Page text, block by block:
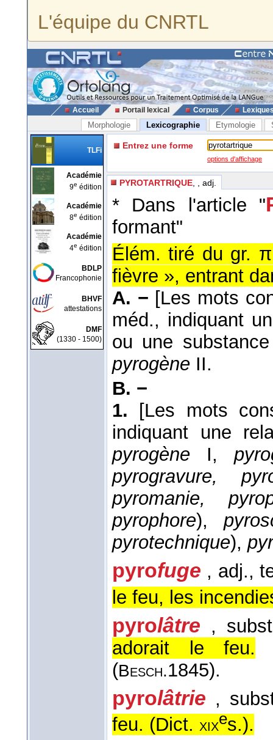
L'équipe du CNRTL
Accueil Portail lexical Corpus
Morphologie Lexicographie Etymologie
TLFi
Académie
9e édition
Académie
8e édition
Académie
4e édition
BDLP
Francophonie
BHVF
attestations
DMF
(1330 - 1500)
Entrez une forme
options d'affichage
PYROTARTRIQUE , , adj.
* Dans l'article "
formant"
Élém. tiré du gr.
fièvre », entrant
A. − [Les mots
méd., indiquant
ou une
pyrogène II.
B. −
1.
[Les mots
indiquant une
pyrogène I,
pyrogravure,
pyromanie,
pyrophore),
pyrotechnique),
pyrofuge , adj.,
le feu, les
pyrolâtre ,
adorait le feu.
(Besch.1845).
pyrolâtrie ,
feu. (Dict. xixes.).